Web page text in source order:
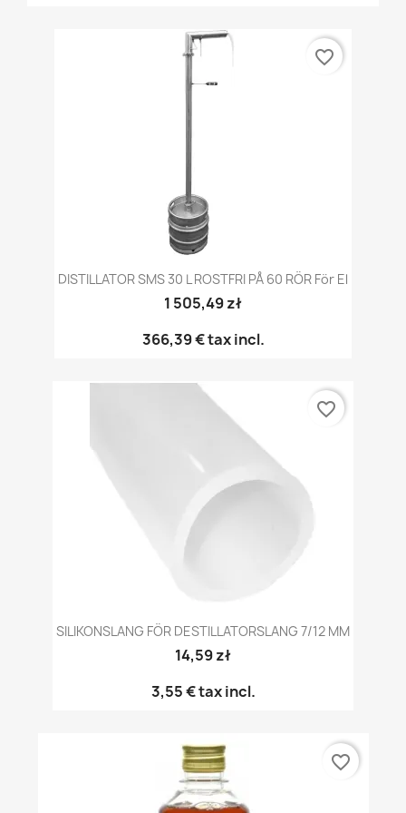
DISTILLATOR SMS 30 L ROSTFRI PÅ 60 RÖR För El
1 505,49 zł
366,39 €tax incl.
favorite_border
SILIKONSLANG FÖR DESTILLATORSLANG 7/12 MM
14,59 zł
3,55 €tax incl.
favorite_border
favorite_border